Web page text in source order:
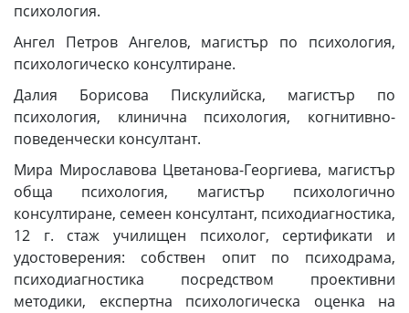
психология.
Ангел Петров Ангелов, магистър по психология,
психологическо консултиране.
Далия Борисова Пискулийска, магистър по
психология, клинична психология, когнитивно-
поведенчески консултант.
Мира Мирославова Цветанова-Георгиева, магистър
обща психология, магистър психологично
консултиране, семеен консултант, психодиагностика,
12 г. стаж училищен психолог, сертификати и
удостоверения: собствен опит по психодрама,
психодиагностика посредством проективни
методики, експертна психологическа оценка на